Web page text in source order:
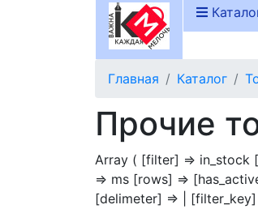
Главная Каталог
Прочие
Array ( [filter] => in_stock
=> ms [rows] =>
[delimeter] => | [filter_key]